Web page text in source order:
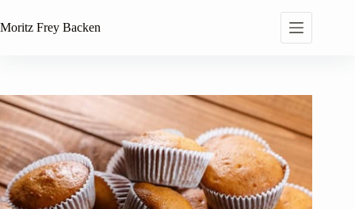
Inhalt
springen
Moritz Frey Backen